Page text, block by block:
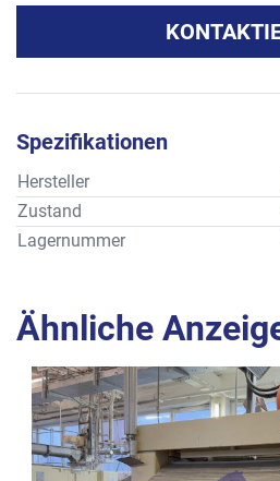
Spezifikationen
Hersteller
Zustand
Lagernummer
Ähnliche